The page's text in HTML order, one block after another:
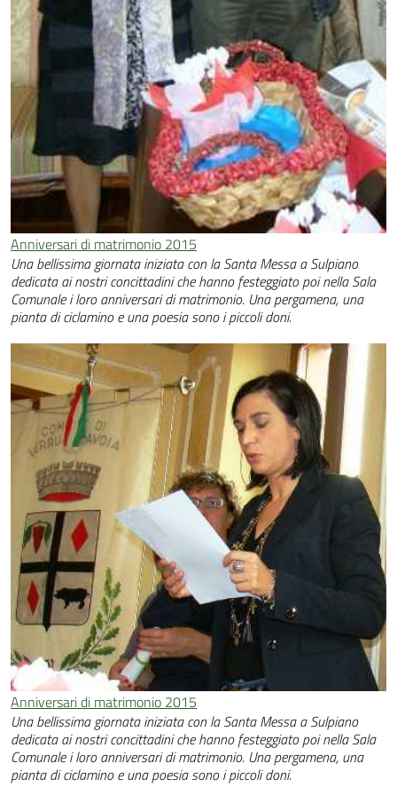
Anniversari di matrimonio 2015
Una bellissima giornata iniziata con la Santa Messa a Sulpiano
dedicata ai nostri concittadini che hanno festeggiato poi nella Sala
Comunale i loro anniversari di matrimonio. Una pergamena, una
pianta di ciclamino e una poesia sono i piccoli doni.
Anniversari di matrimonio 2015
Una bellissima giornata iniziata con la Santa Messa a Sulpiano
dedicata ai nostri concittadini che hanno festeggiato poi nella Sala
Comunale i loro anniversari di matrimonio. Una pergamena, una
pianta di ciclamino e una poesia sono i piccoli doni.